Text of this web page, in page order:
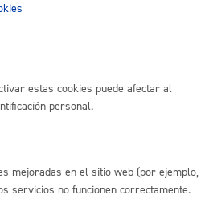
estas cookies puede afectar al
personal.
mejoradas en el sitio web (por ejemplo,
servicios no funcionen correctamente.